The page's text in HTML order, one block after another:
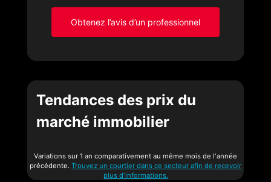
Obtenez l’avis d’un professionnel
Tendances des prix du
marché immobilier
Variations sur 1 an comparativement au même mois de l'année
précédente. Trouvez un courtier dans ce secteur afin de recevoir
plus d'informations.